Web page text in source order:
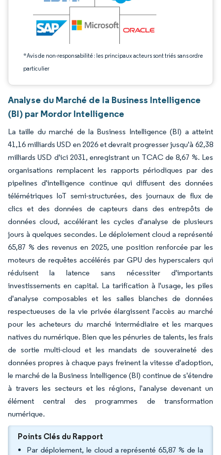
*Avis de non-responsabilité : les principaux acteurs sont triés sans ordre
particulier
Analyse du Marché de la Business Intelligence
(BI) par Mordor Intelligence
La taille du marché de la Business Intelligence (BI) a atteint
41,16 milliards USD en 2026 et devrait progresser jusqu'à 62,38
milliards USD d'ici 2031, enregistrant un TCAC de 8,67 %. Les
organisations remplacent les rapports périodiques par des
pipelines d'intelligence continue qui diffusent des données
télémétriques IoT semi-structurées, des journaux de flux de
clics et des données de capteurs dans des entrepôts de
données cloud, accélérant les cycles d'analyse de plusieurs
jours à quelques secondes. Le déploiement cloud a représenté
65,87 % des revenus en 2025, une position renforcée par les
moteurs de requêtes accélérés par GPU des hyperscalers qui
réduisent la latence sans nécessiter d'importants
investissements en capital. La tarification à l'usage, les piles
d'analyse composables et les salles blanches de données
respectueuses de la vie privée élargissent l'accès au marché
pour les acheteurs du marché intermédiaire et les marques
natives du numérique. Bien que les pénuries de talents, les frais
de sortie multi-cloud et les mandats de souveraineté des
données propres à chaque pays freinent la vitesse d'adoption,
le marché de la Business Intelligence (BI) continue de s'étendre
à travers les secteurs et les régions, l'analyse devenant un
élément central des programmes de transformation
numérique.
Points Clés du Rapport
Par déploiement, le cloud a représenté 65,87 % de la